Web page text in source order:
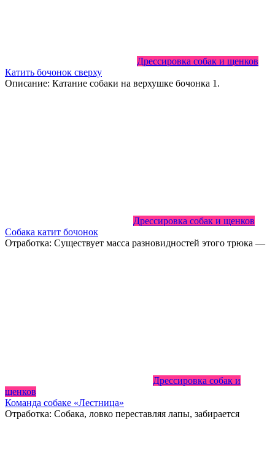
Дрессировка собак и щенков
Катить бочонок сверху
Описание: Катание собаки на верхушке бочонка 1.
Дрессировка собак и щенков
Собака катит бочонок
Отработка: Существует масса разновидностей этого трюка —
Дрессировка собак и
щенков
Команда собаке «Лестница»
Отработка: Собака, ловко переставляя лапы, забирается